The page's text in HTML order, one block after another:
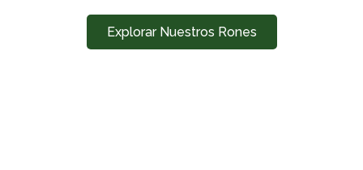
Explorar Nuestros Rones